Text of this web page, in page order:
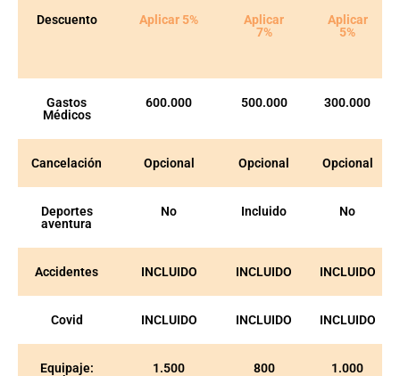
Descuento Aplicar 5%
Aplicar
7%
Aplicar
5%
Gastos
Médicos
600.000 500.000 300.000
Cancelación Opcional Opcional Opcional
Deportes
aventura
No Incluido No
Accidentes INCLUIDO INCLUIDO INCLUIDO
Covid INCLUIDO INCLUIDO INCLUIDO
Equipaje:
1.500 800 1.000